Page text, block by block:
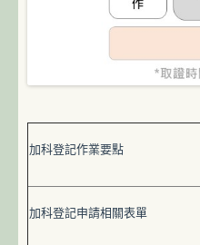
加科登記作業要點
加科登記申請相關表單